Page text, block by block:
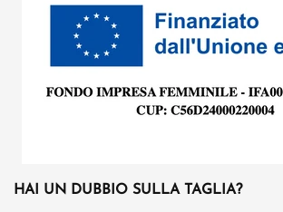
HAI UN DUBBIO SULLA TAGLIA?